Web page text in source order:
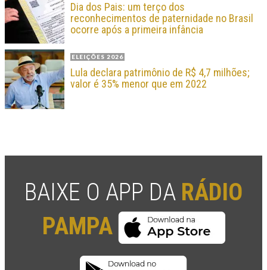
Dia dos Pais: um terço dos
reconhecimentos de paternidade no Brasil
ocorre após a primeira infância
ELEIÇÕES 2026
Lula declara patrimônio de R$ 4,7 milhões;
valor é 35% menor que em 2022
BAIXE O APP DA RÁDIO
PAMPA